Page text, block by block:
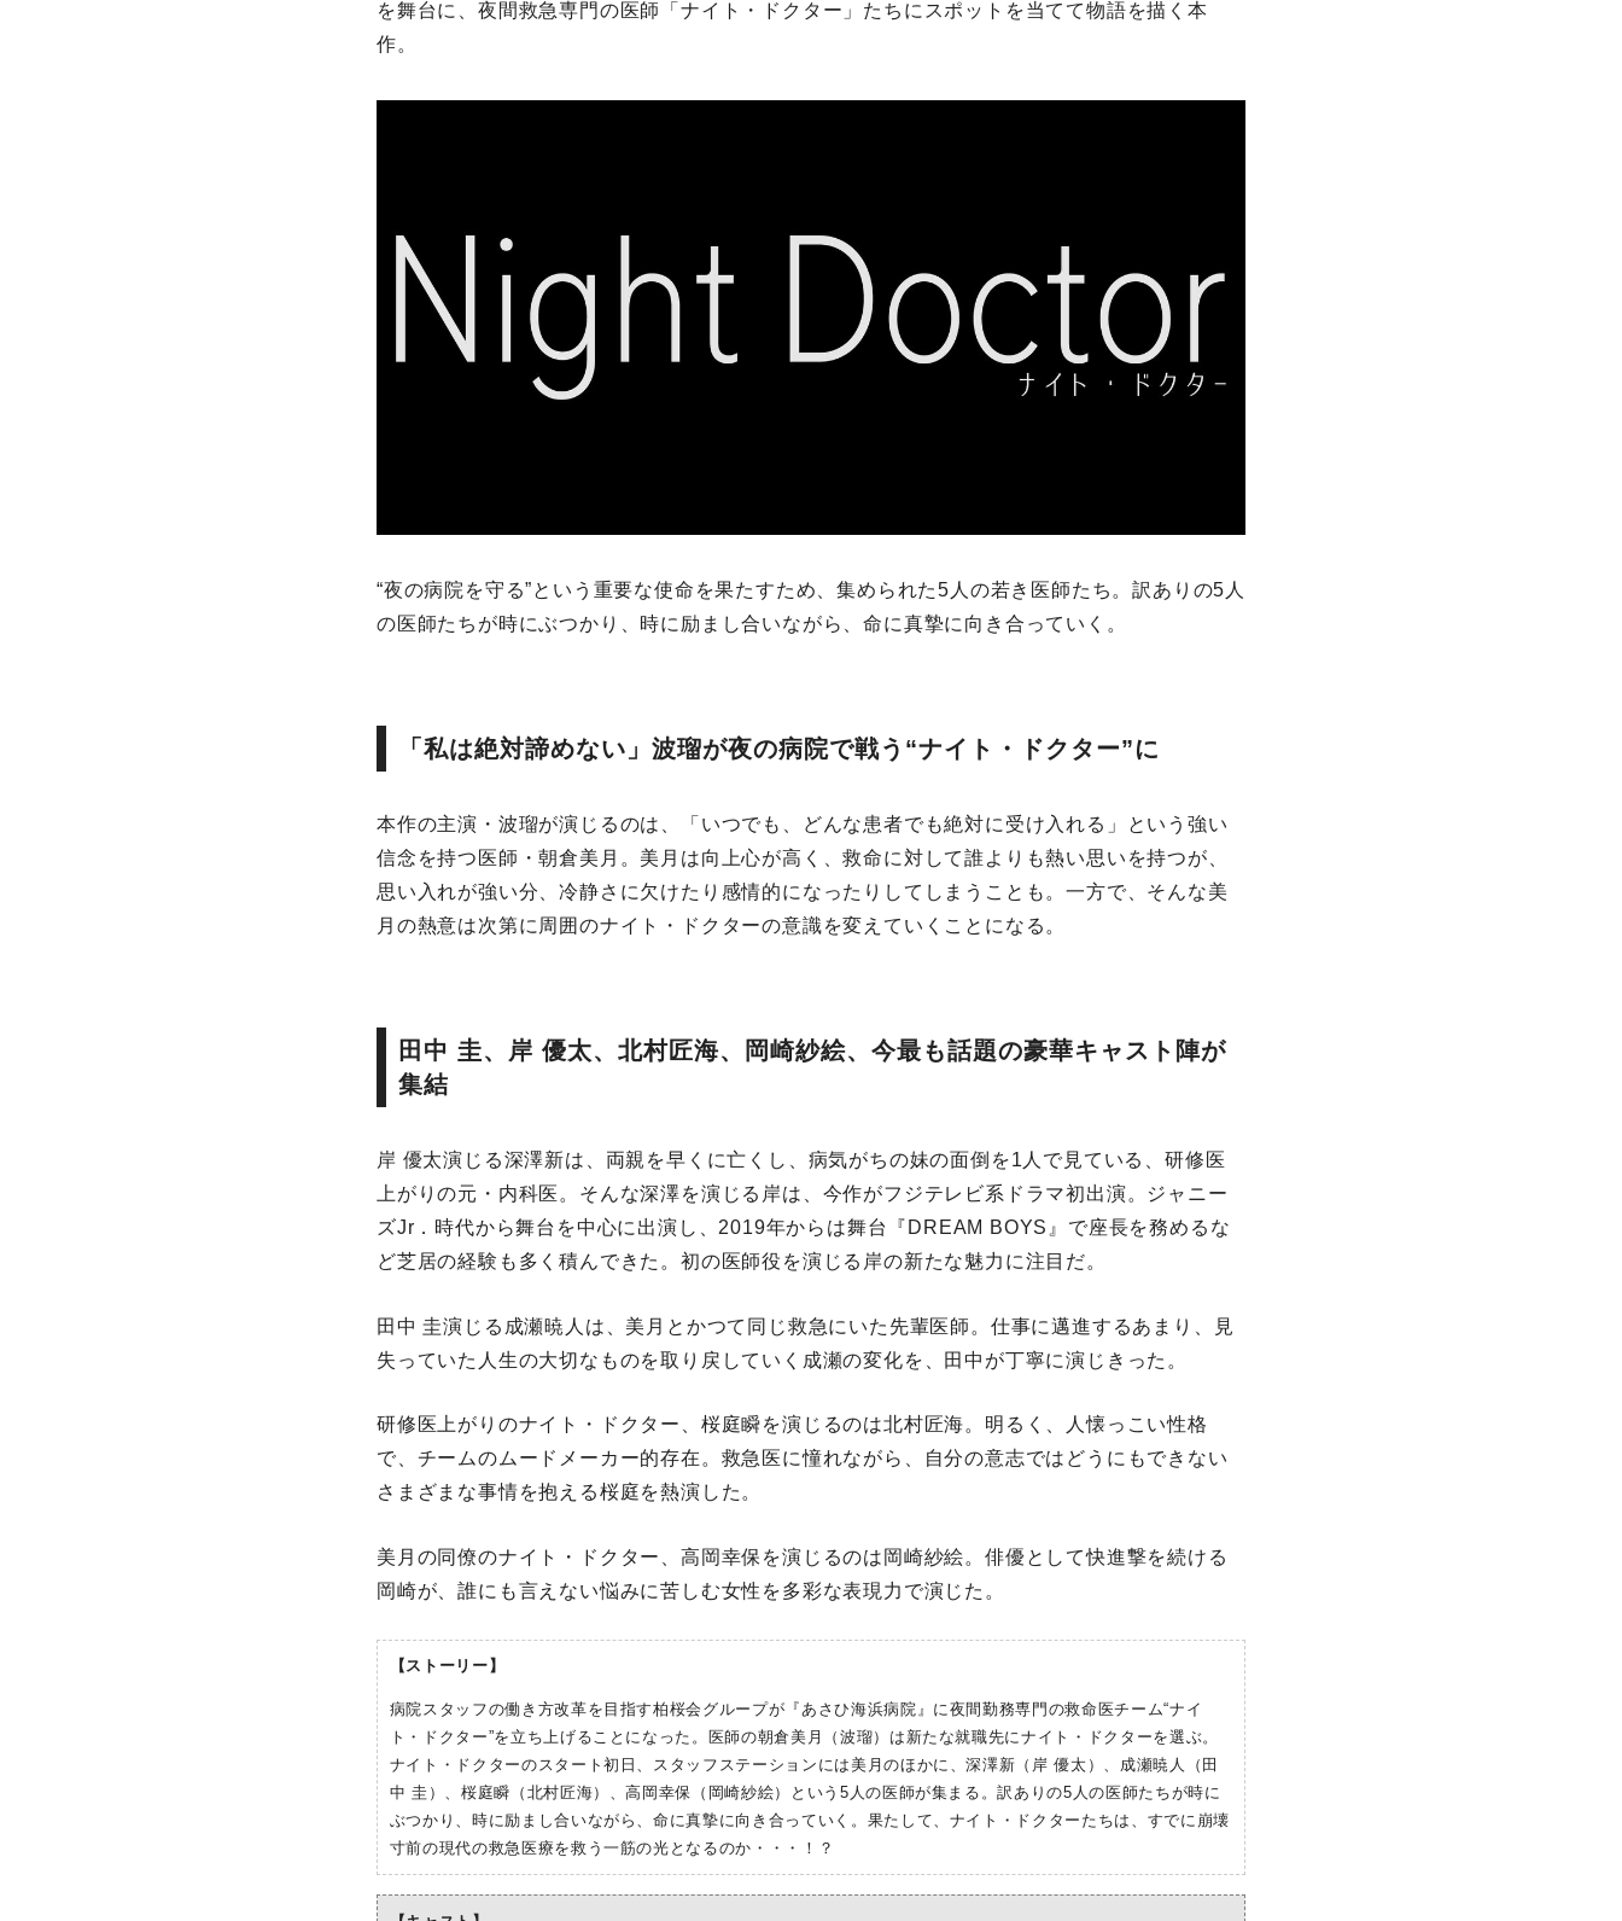
を舞台に、夜間救急専⾨の医師「ナイト・ドクター」たちにスポットを当てて物語を描く本
作。
“夜の病院を守る”という重要な使命を果たすため、集められた5⼈の若き医師たち。訳ありの5⼈
の医師たちが時にぶつかり、時に励まし合いながら、命に真摯に向き合っていく。
「私は絶対諦めない」波瑠が夜の病院で戦う“ナイト・ドクター”に
本作の主演・波瑠が演じるのは、「いつでも、どんな患者でも絶対に受け⼊れる」という強い
信念を持つ医師・朝倉美⽉。美⽉は向上⼼が⾼く、救命に対して誰よりも熱い思いを持つが、
思い⼊れが強い分、冷静さに⽋けたり感情的になったりしてしまうことも。⼀⽅で、そんな美
⽉の熱意は次第に周囲のナイト・ドクターの意識を変えていくことになる。
⽥中 圭、岸 優太、北村匠海、岡崎紗絵、今最も話題の豪華キャスト陣が
集結
岸 優太演じる深澤新は、両親を早くに亡くし、病気がちの妹の⾯倒を1⼈で⾒ている、研修医
上がりの元・内科医。そんな深澤を演じる岸は、今作がフジテレビ系ドラマ初出演。ジャニー
ズJr．時代から舞台を中⼼に出演し、2019年からは舞台『DREAM BOYS』で座⻑を務めるな
ど芝居の経験も多く積んできた。初の医師役を演じる岸の新たな魅⼒に注目だ。
⽥中 圭演じる成瀬暁⼈は、美⽉とかつて同じ救急にいた先輩医師。仕事に邁進するあまり、⾒
失っていた⼈⽣の⼤切なものを取り戻していく成瀬の変化を、⽥中が丁寧に演じきった。
研修医上がりのナイト・ドクター、桜庭瞬を演じるのは北村匠海。明るく、⼈懐っこい性格
で、チームのムードメーカー的存在。救急医に憧れながら、⾃分の意志ではどうにもできない
さまざまな事情を抱える桜庭を熱演した。
美⽉の同僚のナイト・ドクター、⾼岡幸保を演じるのは岡崎紗絵。俳優として快進撃を続ける
岡崎が、誰にも⾔えない悩みに苦しむ⼥性を多彩な表現⼒で演じた。
【ストーリー】
病院スタッフの働き⽅改⾰を⽬指す柏桜会グループが『あさひ海浜病院』に夜間勤務専⾨の救命医チーム“ナイ
ト・ドクター”を⽴ち上げることになった。医師の朝倉美⽉（波瑠）は新たな就職先にナイト・ドクターを選ぶ。
ナイト・ドクターのスタート初⽇、スタッフステーションには美⽉のほかに、深澤新（岸 優太）、成瀬暁⼈（⽥
中 圭）、桜庭瞬（北村匠海）、⾼岡幸保（岡崎紗絵）という5⼈の医師が集まる。訳ありの5⼈の医師たちが時に
ぶつかり、時に励まし合いながら、命に真摯に向き合っていく。果たして、ナイト・ドクターたちは、すでに崩壊
⼨前の現代の救急医療を救う⼀筋の光となるのか・・・！？